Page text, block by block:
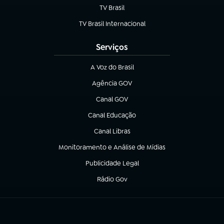
TV Brasil
(abre em nova aba)
TV Brasil Internacional
(abre em nova aba)
Serviços
A Voz do Brasil
(abre em nova aba)
Agência GOV
(abre em nova aba)
Canal GOV
(abre em nova aba)
Canal Educação
(abre em nova aba)
Canal Libras
(abre em nova aba)
Monitoramento e Análise de Mídias
(abre em nova aba)
Publicidade Legal
(abre em nova aba)
Rádio Gov
(abre em nova aba)